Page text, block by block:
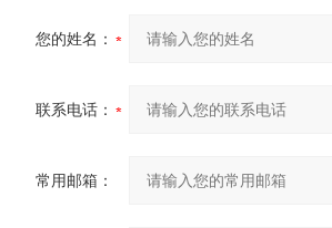
您的姓名：
联系电话：
常用邮箱：